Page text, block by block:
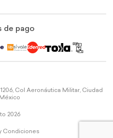
de pago
Col Aeronáutica Militar, Ciudad
2026
Condiciones